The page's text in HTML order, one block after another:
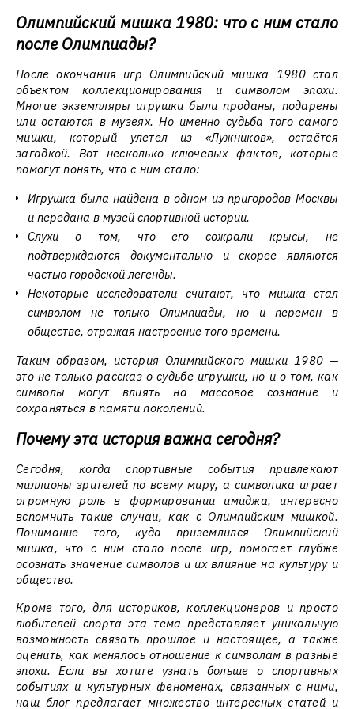
Олимпийский мишка 1980: что с ним стало
после Олимпиады?
После окончания игр Олимпийский мишка 1980 стал
объектом коллекционирования и символом эпохи.
Многие экземпляры игрушки были проданы, подарены
или остаются в музеях. Но именно судьба того самого
мишки, который улетел из «Лужников», остаётся
загадкой. Вот несколько ключевых фактов, которые
помогут понять, что с ним стало:
Игрушка была найдена в одном из пригородов Москвы
и передана в музей спортивной истории.
Слухи о том, что его сожрали крысы, не
подтверждаются документально и скорее являются
частью городской легенды.
Некоторые исследователи считают, что мишка стал
символом не только Олимпиады, но и перемен в
обществе, отражая настроение того времени.
Таким образом, история Олимпийского мишки 1980 —
это не только рассказ о судьбе игрушки, но и о том, как
символы могут влиять на массовое сознание и
сохраняться в памяти поколений.
Почему эта история важна сегодня?
Сегодня, когда спортивные события привлекают
миллионы зрителей по всему миру, а символика играет
огромную роль в формировании имиджа, интересно
вспомнить такие случаи, как с Олимпийским мишкой.
Понимание того, куда приземлился Олимпийский
мишка, что с ним стало после игр, помогает глубже
осознать значение символов и их влияние на культуру и
общество.
Кроме того, для историков, коллекционеров и просто
любителей спорта эта тема представляет уникальную
возможность связать прошлое и настоящее, а также
оценить, как менялось отношение к символам в разные
эпохи. Если вы хотите узнать больше о спортивных
событиях и культурных феноменах, связанных с ними,
наш блог предлагает множество интересных статей и